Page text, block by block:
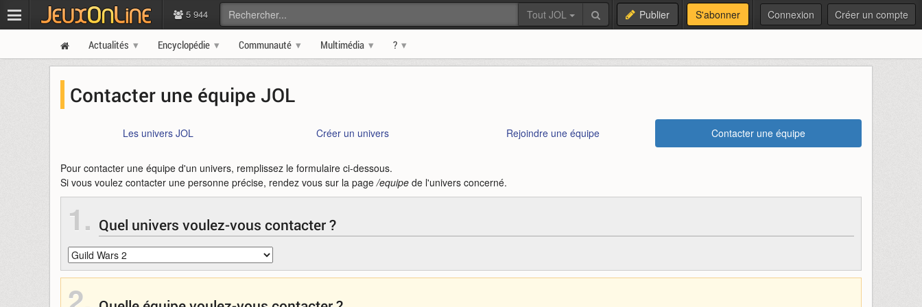
5 944 Tout JOL Publier S'abonner Connexion Créer un compte
Actualités Encyclopédie Communauté Multimédia ?
Contacter une équipe JOL
Les univers JOL Créer un univers Rejoindre une équipe Contacter une équipe
Pour contacter une équipe d'un univers, remplissez le formulaire ci-dessous.
Si vous voulez contacter une personne précise, rendez vous sur la page/equipe de l'univers concerné.
1. Quel univers voulez-vous contacter ?